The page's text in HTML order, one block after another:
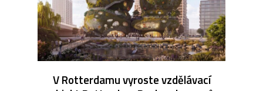
V Rotterdamu vyroste vzdělávací